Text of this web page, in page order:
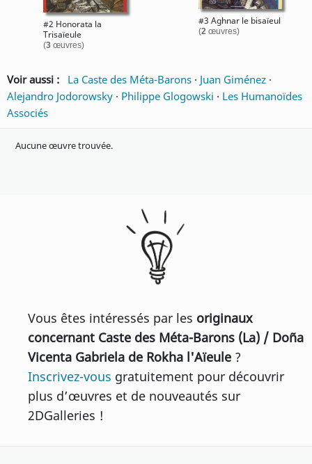
#2 Honorata la
Trisaïeule
(3œuvres)
#3 Aghnar le bisaïeul
(2 œuvres)
Voir aussi : La Caste des Méta-Barons · Juan Giménez ·
Alejandro Jodorowsky · Philippe Glogowski · Les Humanoïdes
Associés
Aucune œuvre trouvée.
Vous êtes intéressés par les originaux
concernant Caste des Méta-Barons (La) / Doña
Vicenta Gabriela de Rokha l'Aïeule ?
Inscrivez-vous gratuitement pour découvrir
plus d’œuvres et de nouveautés sur
2DGalleries !